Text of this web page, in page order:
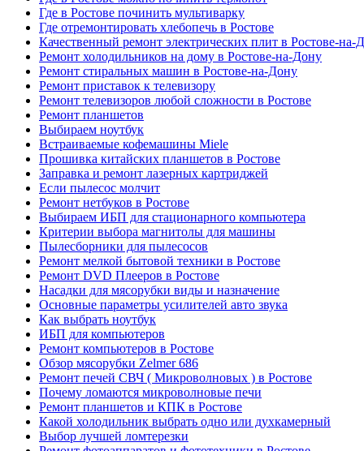
Где в Ростове починить мультиварку
Где отремонтировать хлебопечь в Ростове
Качественный ремонт электрических плит в Ростове-на-
Ремонт холодильников на дому в Ростове-на-Дону
Ремонт стиральных машин в Ростове-на-Дону
Ремонт приставок к телевизору
Ремонт телевизоров любой сложности в Ростове
Ремонт планшетов
Выбираем ноутбук
Встраиваемые кофемашины Miele
Прошивка китайских планшетов в Ростове
Заправка и ремонт лазерных картриджей
Если пылесос молчит
Ремонт нетбуков в Ростове
Выбираем ИБП для стационарного компьютера
Критерии выбора магнитолы для машины
Пылесборники для пылесосов
Ремонт мелкой бытовой техники в Ростове
Ремонт DVD Плееров в Ростове
Насадки для мясорубки виды и назначение
Основные параметры усилителей авто звука
Как выбрать ноутбук
ИБП для компьютеров
Ремонт компьютеров в Ростове
Обзор мясорубки Zelmer 686
Ремонт печей СВЧ ( Микроволновых ) в Ростове
Почему ломаются микроволновые печи
Ремонт планшетов и КПК в Ростове
Какой холодильник выбрать одно или духкамерный
Выбор лучшей ломтерезки